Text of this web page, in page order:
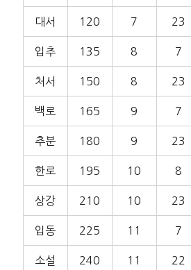
대서 120 7 23
입추 135 8 7
처서 150 8 23
백로 165 9 7
추분 180 9 23
한로 195 10 8
상강 210 10 23
입동 225 11 7
소설 240 11 22